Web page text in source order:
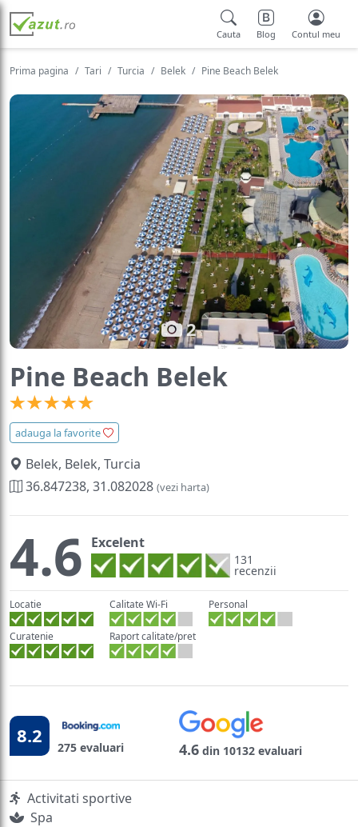
Cauta Blog Contul meu
Prima pagina Tari Turcia Belek Pine Beach Belek
2
Pine Beach Belek
adauga la favorite
Belek, Belek, Turcia
36.847238, 31.082028 (vezi harta)
4.6 Excelent
131
recenzii
Locatie Calitate Wi-Fi Personal
Curatenie Raport calitate/pret
8.2 275 evaluari 4.6 din 10132 evaluari
Activitati sportive
Spa